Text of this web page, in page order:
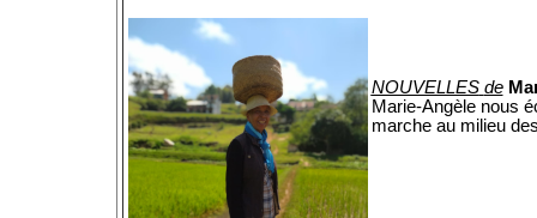
NOUVELLES de
Marie-Angèle nous
marche au milieu